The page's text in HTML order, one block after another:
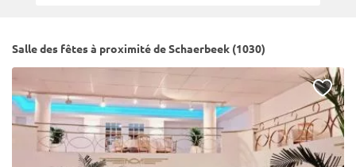
Salle des fêtes à proximité de Schaerbeek (1030)